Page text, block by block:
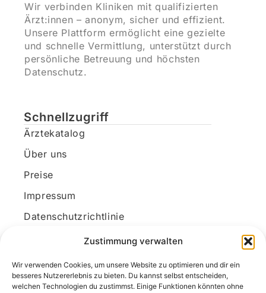
Zustimmung verwalten
Wir verwenden Cookies, um unsere Website zu optimieren und dir ein
besseres Nutzererlebnis zu bieten. Du kannst selbst entscheiden,
welchen Technologien du zustimmst. Einige Funktionen könnten ohne
Wir verbinden Kliniken mit qualifizierten
Ärzt:innen – anonym, sicher und effizient.
Unsere Plattform ermöglicht eine gezielte
und schnelle Vermittlung, unterstützt durch
persönliche Betreuung und höchsten
Datenschutz.
Schnellzugriff
Ärztekatalog
Über uns
Preise
Impressum
Datenschutzrichtlinie
Kundenkonto
Unsere Kontaktdaten
E-Mail: kontakt@docanonym.com